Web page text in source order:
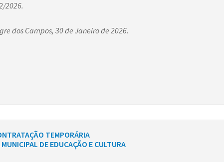
2026.
dos Campos, 30 de Janeiro de 2026.
TEMPORÁRIA
DE EDUCAÇÃO E CULTURA